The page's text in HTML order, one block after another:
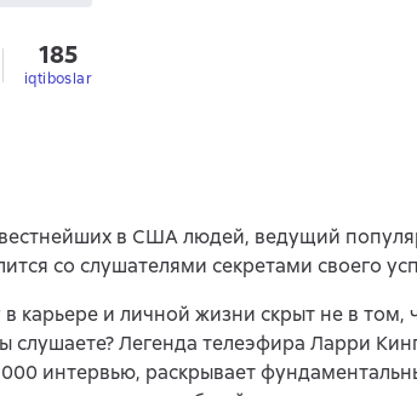
185
iqtiboslar
в США людей, ведущий
со слушателями секретами своего
в карьере и личной жизни скрыт не в том,
слушаете? Легенда телеэфира Ларри
интервью, раскрывает